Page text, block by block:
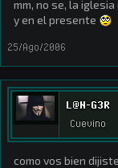
mm, no se, la
y en el presente
25/Ago/2006
L@N-G3R
Cuevino
como vos bien